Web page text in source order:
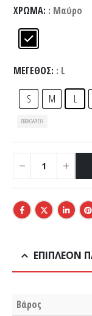
ΧΡΏΜΑ : Μαύρο
ΜΈΓΕΘΟΣ : L
S M L
ΕΚΚΑΘΆΡΙΣΗ
ΕΠΙΠΛΈΟΝ
Βάρος